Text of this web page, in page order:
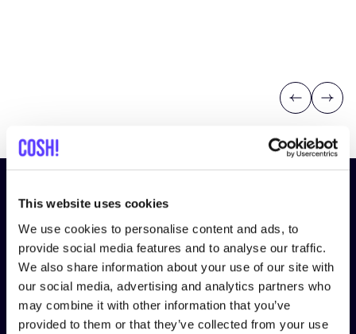
This website uses cookies
We use cookies to personalise content and ads, to
provide social media features and to analyse our traffic.
We also share information about your use of our site with
our social media, advertising and analytics partners who
may combine it with other information that you’ve
provided to them or that they’ve collected from your use
Previous
Next
¡Suscríbete a nuestro boletín
y mantente informado!
Nombre *
Correo electrónico*